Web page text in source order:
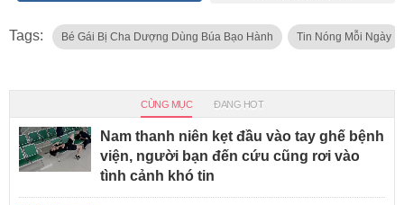
Tags: Bé Gái Bị Cha Dượng Dùng Búa Bạo Hành Tin Nóng Mỗi Ngày
CÙNG MỤC ĐANG HOT
Nam thanh niên kẹt đầu vào tay ghế bệnh
viện, người bạn đến cứu cũng rơi vào
tình cảnh khó tin